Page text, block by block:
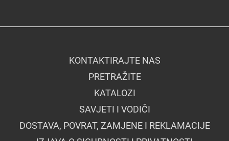
KONTAKTIRAJTE NAS
PRETRAŽITE
KATALOZI
SAVJETI I VODIČI
DOSTAVA, POVRAT, ZAMJENE I REKLAMACIJE